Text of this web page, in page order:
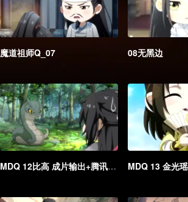
魔道祖师Q_07 08无黑边
MDQ 12比高 成片输出+腾讯海外版